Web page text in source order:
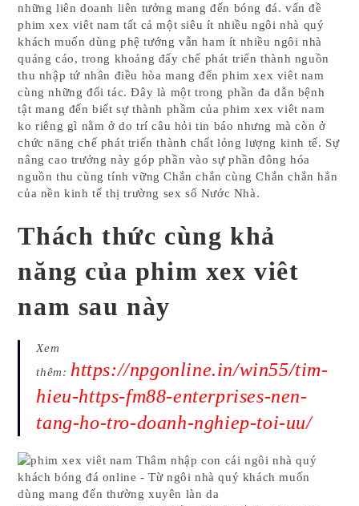
những liên doanh liên tưởng mang đến bóng đá. vấn đề
phim xex viêt nam tất cả một siêu ít nhiều ngôi nhà quý
khách muốn dùng phệ tướng vẫn ham ít nhiều ngôi nhà
quảng cáo, trong khoảng đấy chế phát triển thành nguồn
thu nhập tứ nhân điều hòa mang đến phim xex viêt nam
cùng những đối tác. Đây là một trong phần đa dẫn bệnh
tật mang đến biết sự thành phầm của phim xex viêt nam
ko riêng gì nằm ở do trí câu hỏi tin báo nhưng mà còn ở
chức năng chế phát triển thành chất lỏng lượng kinh tế. Sự
nâng cao trưởng này góp phần vào sự phần đông hóa
nguồn thu cùng tính vững Chắn chắn cùng Chắn chắn hẳn
của nền kinh tế thị trường sex số Nước Nhà.
Thách thức cùng khả
năng của phim xex viêt
nam sau này
Xem
thêm: https://npgonline.in/win55/tim-
hieu-https-fm88-enterprises-nen-
tang-ho-tro-doanh-nghiep-toi-uu/